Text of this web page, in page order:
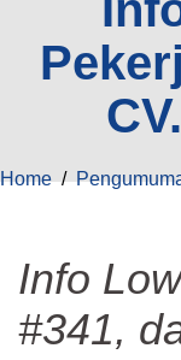
Home/
Info
#341,